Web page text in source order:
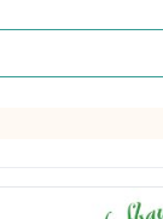
nach: Zum